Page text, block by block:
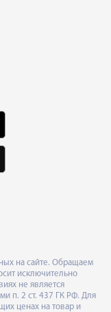
на сайте. Обращаем
исключительно
не является
п. 2 ст. 437 ГК РФ. Для
ценах на товар и